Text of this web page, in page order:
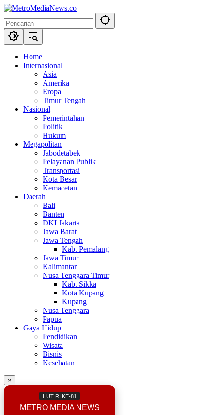
Langsung
konten
Home
Internasional
Asia
Amerika
Eropa
Timur Tengah
Nasional
Pemerintahan
Politik
Hukum
Megapolitan
Jabodetabek
Pelayanan Publik
Transportasi
Kota Besar
Kemacetan
Daerah
Bali
Banten
DKI Jakarta
Jawa Barat
Jawa Tengah
Kab. Pemalang
Jawa Timur
Kalimantan
Nusa Tenggara Timur
Kab. Sikka
Kota Kupang
Kupang
Nusa Tenggara
Papua
Gaya Hidup
Pendidikan
Wisata
Bisnis
Kesehatan
×
HUT RI KE-81
METRO MEDIA NEWS